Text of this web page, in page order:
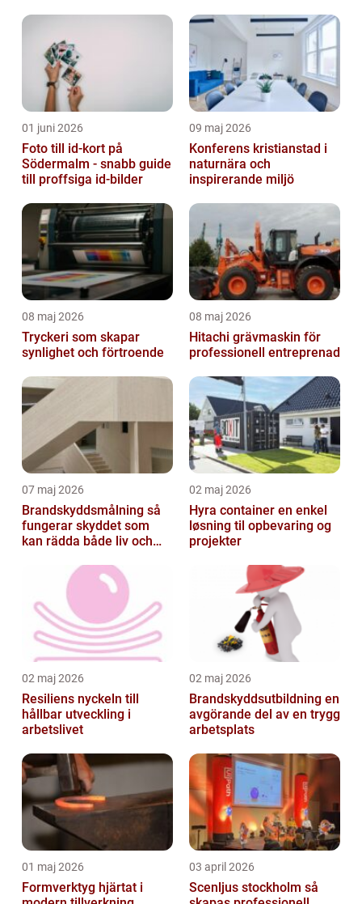
01 juni 2026
Foto till id-kort på
Södermalm - snabb guide
till proffsiga id-bilder
09 maj 2026
Konferens kristianstad i
naturnära och
inspirerande miljö
08 maj 2026
Tryckeri som skapar
synlighet och förtroende
08 maj 2026
Hitachi grävmaskin för
professionell entreprenad
07 maj 2026
Brandskyddsmålning så
fungerar skyddet som
kan rädda både liv och
02 maj 2026
Hyra container en enkel
løsning til opbevaring og
projekter
02 maj 2026
Resiliens nyckeln till
hållbar utveckling i
arbetslivet
02 maj 2026
Brandskyddsutbildning en
avgörande del av en trygg
arbetsplats
01 maj 2026
Formverktyg hjärtat i
03 april 2026
Scenljus stockholm så